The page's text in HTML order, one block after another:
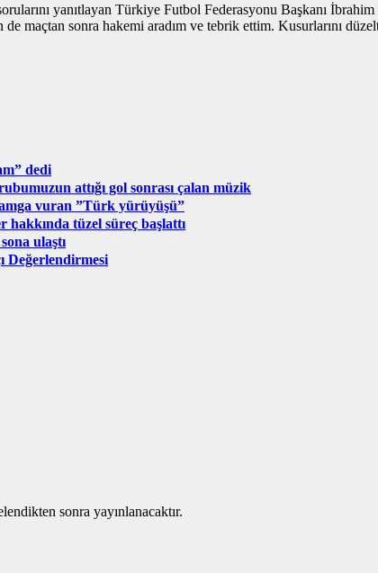
yanıtlayan Türkiye Futbol Federasyonu Başkanı
maçtan sonra hakemi aradım ve tebrik ettim. Kusurlarını
dedi
attığı gol sonrası çalan müzik
vuran ”Türk yürüyüşü”
hakkında tüzel süreç başlattı
ulaştı
Değerlendirmesi
sonra yayınlanacaktır.